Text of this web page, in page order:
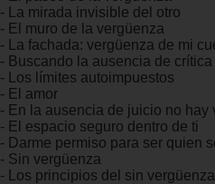
- La mirada invisible del otro
- El muro de la vergüenza
- La fachada: vergüenza de mi
- Buscando la ausencia de crítica
- Los límites autoimpuestos
- El amor
- En la ausencia de juicio no hay
- El espacio seguro dentro de ti
- Darme permiso para ser quien
- Sin vergüenza
- Los principios del sin vergüenza